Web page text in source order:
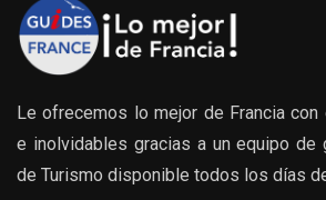
Le ofrecemos lo mejor de Francia con
e inolvidables gracias a un equipo de
de Turismo disponible todos los días